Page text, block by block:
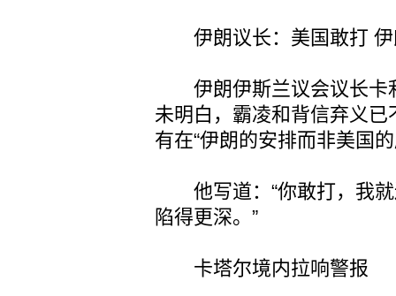
伊朗议长：美国敢打 伊
伊朗伊斯兰议会议长卡
未明白，霸凌和背信弃义已
有在“伊朗的安排而非美国
他写道：“你敢打，我就
陷得更深。”
卡塔尔境内拉响警报